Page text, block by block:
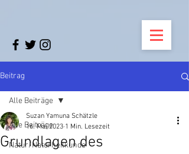
Beitrag
Alle Beiträge
Natur/Naturheilkunde
Alle Beiträge
Grundlagen des
Suzan Yamuna Schätzle
16. Mai 2023 1 Min. Lesezeit